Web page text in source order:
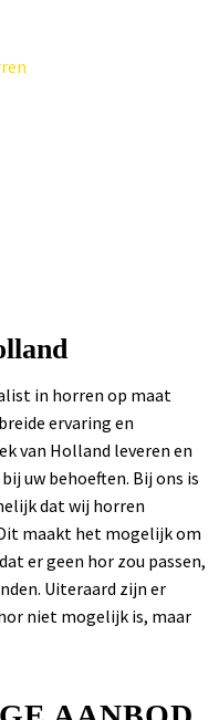
in horren op maat
ervaring en
van Holland leveren en
uw behoeften. Bij ons is
dat wij horren
maakt het mogelijk om
er geen hor zou passen,
Uiteraard zijn er
niet mogelijk is, maar